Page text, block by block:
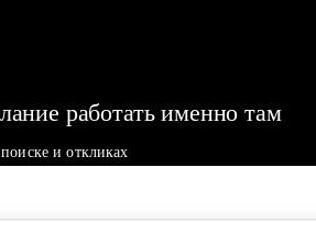
работать именно там
и откликах